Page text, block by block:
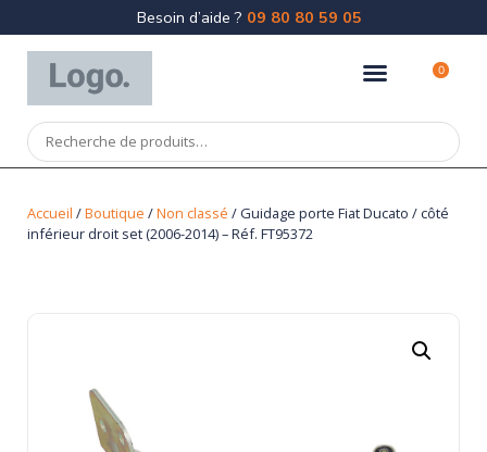
Besoin d’aide ? 09 80 80 59 05
0
Accueil /Boutique /Non classé / Guidage porte Fiat Ducato / côté
inférieur droit set (2006-2014) – Réf. FT95372